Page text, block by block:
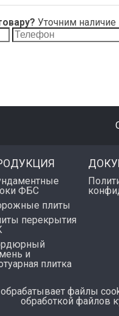
Уточним
ФБС
плиты
перекрытия
и
плитка
файлы
обработкой файлов